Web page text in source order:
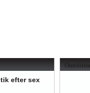
efter sex